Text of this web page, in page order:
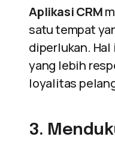
Aplikasi CRM
satu tempat
diperlukan.
yang lebih
loyalitas
3.